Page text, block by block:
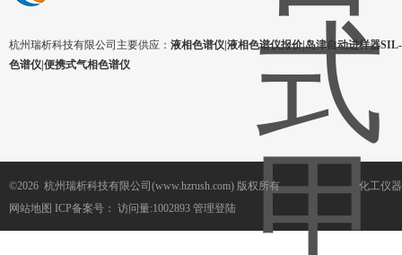
杭州瑞析科技有限公司主要供应： 液相色谱仪|液相色谱仪报价|岛津自动进样器
色谱仪|便携式气相色谱仪
©2026 杭州瑞析科技有限公司(www.hzrush.com) 版权所有
网站地图 ICP备案号： 访问量:1002893 管理登陆
化工仪